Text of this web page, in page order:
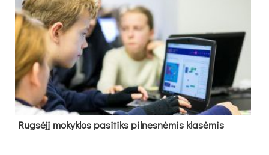
Rug­sė­jį mo­kyk­los pa­si­tiks pil­nes­nė­mis kla­sė­mis